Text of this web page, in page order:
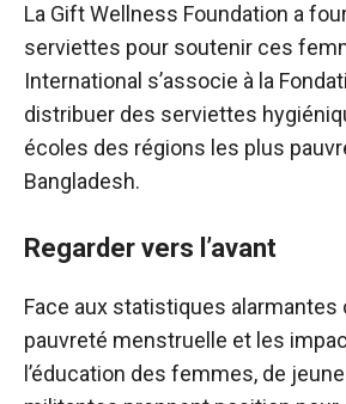
La Gift Wellness Foundation a
serviettes pour soutenir ces
International s’associe à la
distribuer des serviettes
écoles des régions les plus
Bangladesh.
Regarder vers l’avant
Face aux statistiques alarmantes
pauvreté menstruelle et les
l’éducation des femmes, de